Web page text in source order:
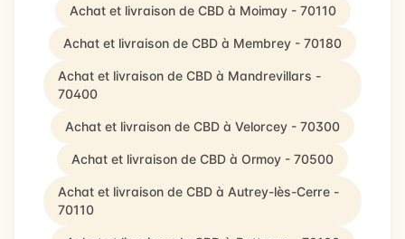
Achat et livraison de CBD à Moimay - 70110
Achat et livraison de CBD à Membrey - 70180
Achat et livraison de CBD à Mandrevillars -
70400
Achat et livraison de CBD à Velorcey - 70300
Achat et livraison de CBD à Ormoy - 70500
Achat et livraison de CBD à Autrey-lès-Cerre -
70110